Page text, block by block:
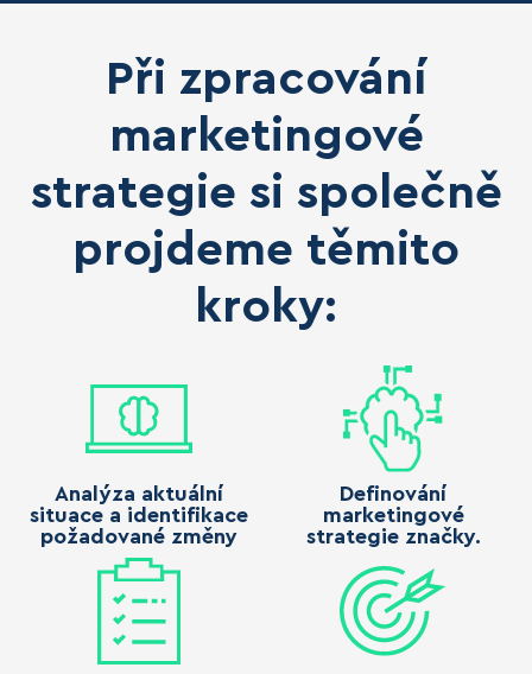
Při zpracování
marketingové
strategie si společně
projdeme těmito
kroky:
Analýza aktuální
situace a identifikace
požadované změny
Definování
marketingové
strategie značky.